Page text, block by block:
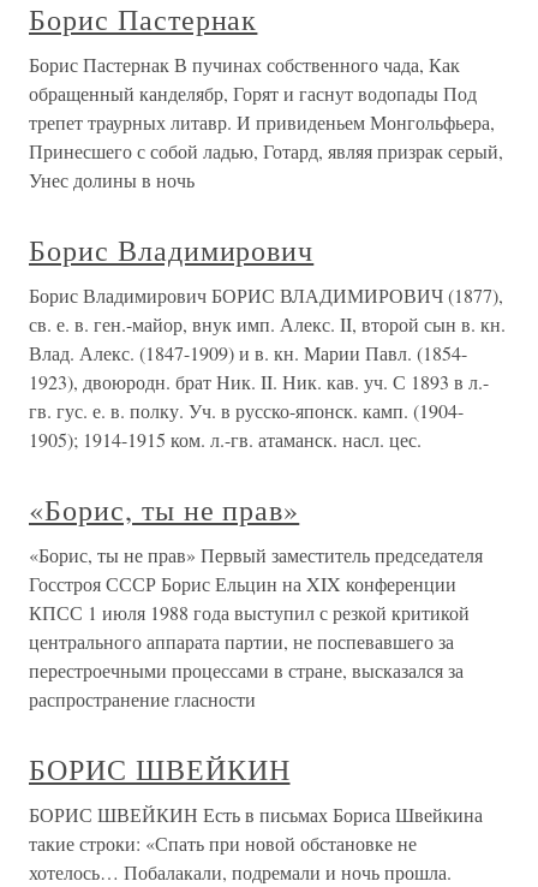
Борис Пастернак
Борис Пастернак В пучинах собственного чада, Как
обращенный канделябр, Горят и гаснут водопады Под
трепет траурных литавр. И привиденьем Монгольфьера,
Принесшего с собой ладью, Готард, являя призрак серый,
Унес долины в ночь
Борис Владимирович
Борис Владимирович БОРИС ВЛАДИМИРОВИЧ (1877),
св. е. в. ген.-майор, внук имп. Алекс. II, второй сын в. кн.
Влад. Алекс. (1847-1909) и в. кн. Марии Павл. (1854-
1923), двоюродн. брат Ник. II. Ник. кав. уч. С 1893 в л.-
гв. гус. е. в. полку. Уч. в русско-японск. камп. (1904-
1905); 1914-1915 ком. л.-гв. атаманск. насл. цес.
«Борис, ты не прав»
«Борис, ты не прав» Первый заместитель председателя
Госстроя СССР Борис Ельцин на XIX конференции
КПСС 1 июля 1988 года выступил с резкой критикой
центрального аппарата партии, не поспевавшего за
перестроечными процессами в стране, высказался за
распространение гласности
БОРИС ШВЕЙКИН
БОРИС ШВЕЙКИН Есть в письмах Бориса Швейкина
такие строки: «Спать при новой обстановке не
хотелось… Побалакали, подремали и ночь прошла.